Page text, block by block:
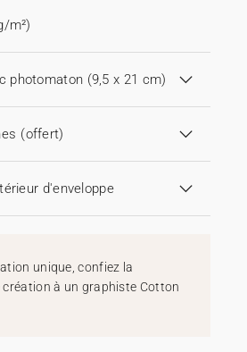
m²)
photomaton (9,5 x 21 cm)
(offert)
d'enveloppe
unique, confiez la
à un graphiste Cotton